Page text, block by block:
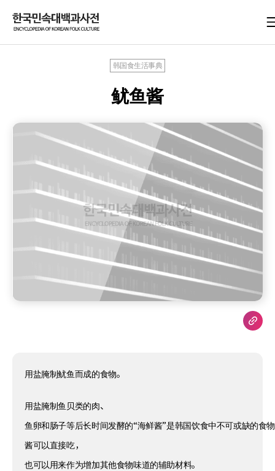
韩国食生活事典
鱿鱼酱
用盐腌制鱿鱼而成的食物。
用盐腌制鱼贝类的肉、
鱼卵和肠子等后长时间发酵的“海鲜酱”是韩国饮食中不可或缺的食
酱可以直接吃，
也可以用来作为增加其他食物味道的辅助材料。